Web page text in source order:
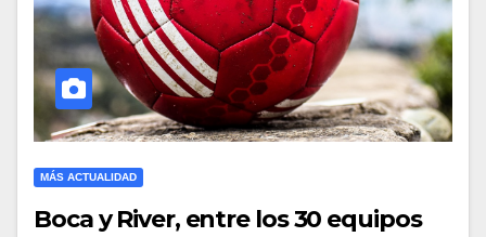
MÁS ACTUALIDAD
Boca y River, entre los 30 equipos